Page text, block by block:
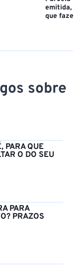
emitida,
que fazer
sobre
PARA QUE
O DO SEU
PARA
PRAZOS